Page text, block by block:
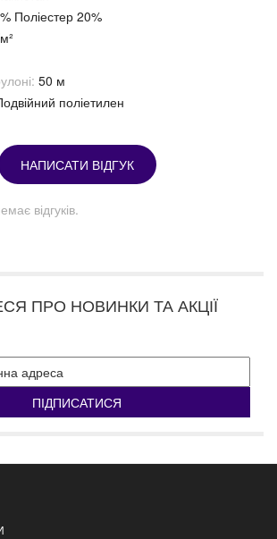
Поліестер 20%
50 м
поліетилен
НАПИСАТИ ВІДГУК
відгуків.
ПРО НОВИНКИ ТА АКЦІЇ
ПІДПИСАТИСЯ